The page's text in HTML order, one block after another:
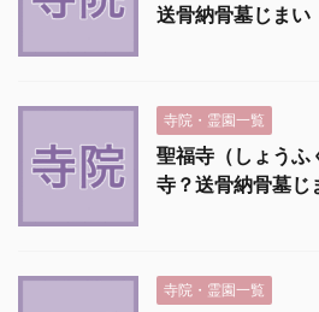
送骨納骨墓じまい
寺院・霊園一覧
聖福寺（しょうふ
寺？送骨納骨墓じ
寺院・霊園一覧